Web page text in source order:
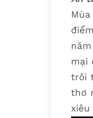
mại
trôi
thơ
xiêu